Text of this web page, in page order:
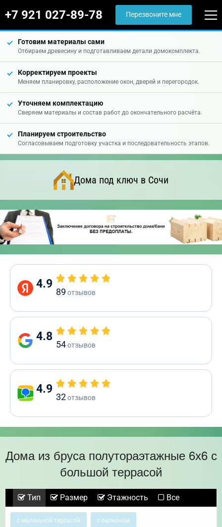
+7 921 027-89-78 Перезвоните мне
Готовим материалы сами
Отбираем древесину и подготавливаем детали домокомплекта.
Корректируем проекты
Меняем планировку, расположение окон, дверей и перегородок.
Уточняем комплектацию
Сверяем материалы и состав работ до окончательного расчёта.
Планируем строительство
Согласовываем подготовку участка и последовательность этапов.
Дома под ключ в Сочи
4.9
89 отзывов
4.8
54отзывов
4.9
32отзывов
Дома из бруса полутораэтажные 6х6 с
большой террасой
Тип Размер Этажность Все
с маленькой террасой с балконом